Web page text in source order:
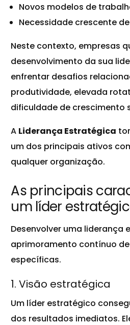
Novos modelos de
Necessidade crescente
Neste contexto, empresas
desenvolvimento da sua
enfrentar desafios
produtividade, elevada
dificuldade de crescimento
A Liderança Estratégica
um dos principais ativos
qualquer organização.
As principais
um líder
Desenvolver uma liderança
aprimoramento contínuo
específicas.
1. Visão estratégica
Um líder estratégico
dos resultados imediatos.